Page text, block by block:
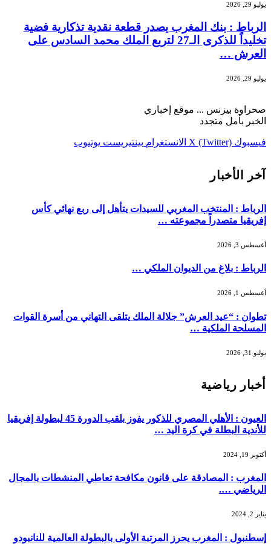
يوليو 29, 2026
الرباط : بنك المغرب يصدر قطعة نقدية تذكارية فضية
تخليداً للذكرى الـ27 لتربع الملك محمد السادس على
العرش …
يوليو 29, 2026
صحراوة بيزنس ... موقع إخباري
الخبر بأمل متجدد
فيسبوك X (Twitter) الانستغرام بينتيريست يوتيوب
آخر الأخبار
الرباط : المنتخب المغربي للسيدات يتأهل إلى ربع نهائي كأس
إفريقيا متصدراً مجموعته …
أغسطس 3, 2026
الرباط : بلاغ من الديوان الملكي …
أغسطس 1, 2026
تطوان : “عيد العرش” جلالة الملك يتلقى التهاني من أسرة القوات
المسلحة الملكية …
يوليو 31, 2026
أخبار رياضية
العيون : الأهلي المصري للذكور يفوز بلقب الدورة 45 لبطولة إفريقيا
للأندية البطلة في كرة اليد …
أكتوبر 19, 2024
المغرب : المصادقة على قانون مكافحة تعاطي المنشطات بالمجال
الرياضي ….
يناير 2, 2024
إسطنبول : المغرب يحرز المرتبة الأولى بالبطولة العالمية للنانبودو